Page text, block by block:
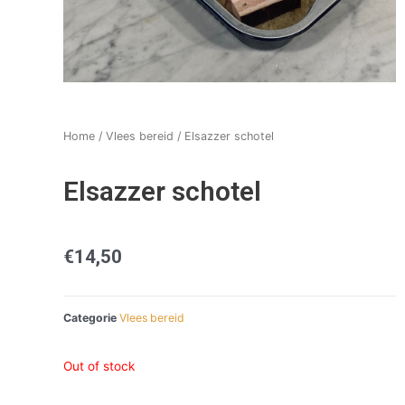
Home / Vlees bereid / Elsazzer schotel
Elsazzer schotel
€14,50
Categorie Vlees bereid
Out of stock